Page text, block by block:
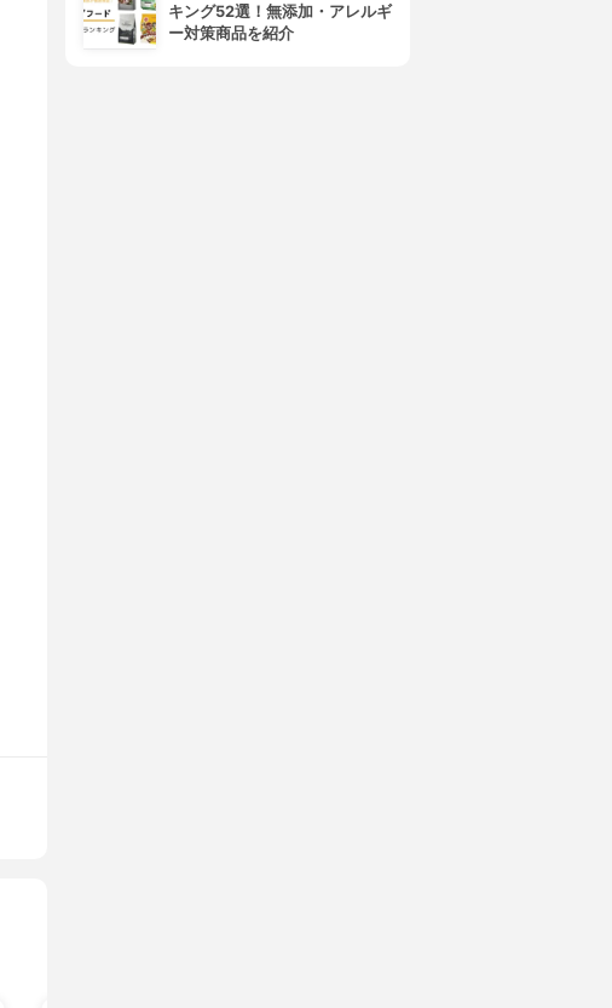
キング52選！無添加・アレルギ
ー対策商品を紹介